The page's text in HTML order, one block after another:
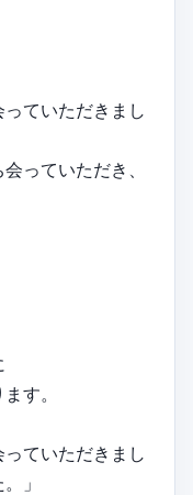
っていただきまし
っていただき、
す。
っていただきまし
」